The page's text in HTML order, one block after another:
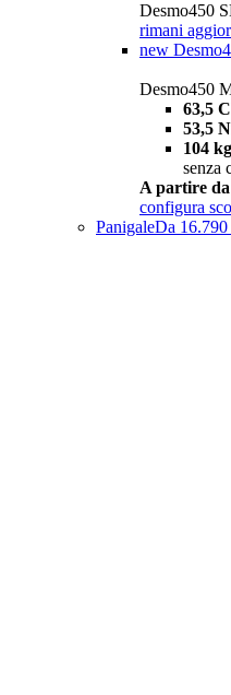
Desmo450
rimani
new
Desmo450
63,5
53,5
104 kg
senza
A partire da
configura
PanigaleDa 16.790